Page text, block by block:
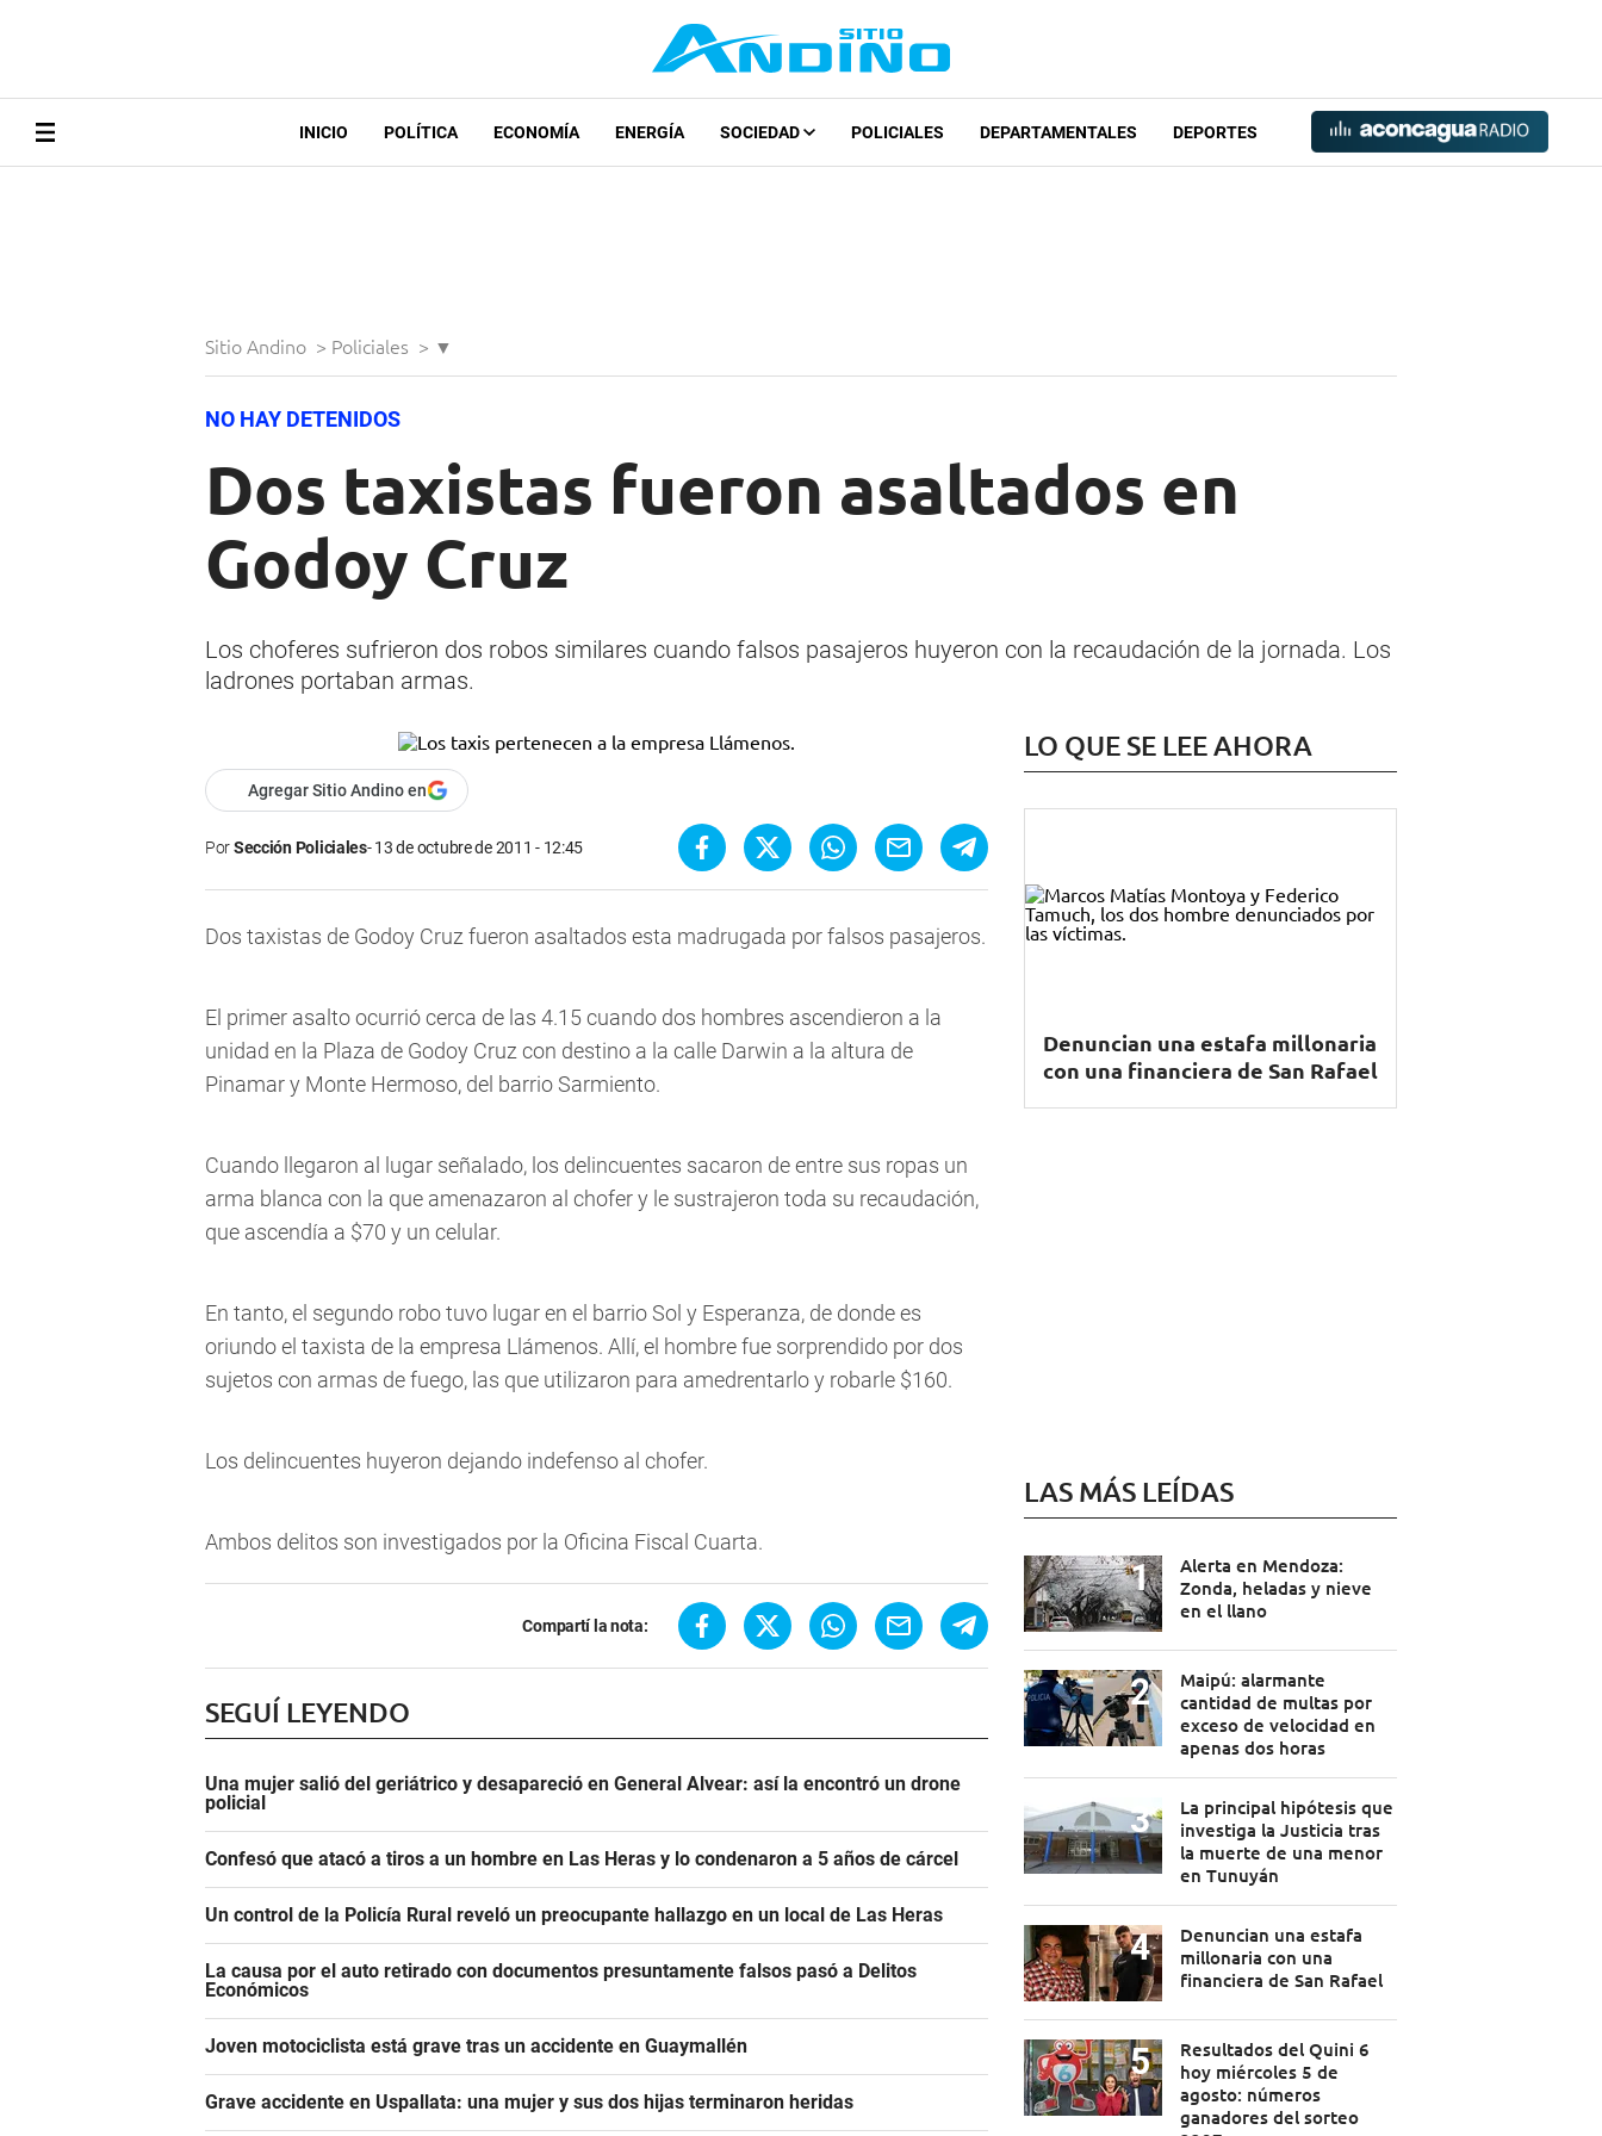
INICIO POLÍTICA ECONOMÍA ENERGÍA SOCIEDAD POLICIALES DEPARTAMENTALES DEPORTES
Sitio Andino > Policiales > ▼
NO HAY DETENIDOS
Dos taxistas fueron asaltados en
Godoy Cruz
Los choferes sufrieron dos robos similares cuando falsos pasajeros huyeron con la recaudación de la jornada. Los
ladrones portaban armas.
Agregar Sitio Andino en
PorSección Policiales 13 de octubre de 2011 - 12:45
Dos taxistas de Godoy Cruz fueron asaltados esta madrugada por falsos pasajeros.
El primer asalto ocurrió cerca de las 4.15 cuando dos hombres ascendieron a la
unidad en la Plaza de Godoy Cruz con destino a la calle Darwin a la altura de
Pinamar y Monte Hermoso, del barrio Sarmiento.
Cuando llegaron al lugar señalado, los delincuentes sacaron de entre sus ropas un
arma blanca con la que amenazaron al chofer y le sustrajeron toda su recaudación,
que ascendía a $70 y un celular.
En tanto, el segundo robo tuvo lugar en el barrio Sol y Esperanza, de donde es
oriundo el taxista de la empresa Llámenos. Allí, el hombre fue sorprendido por dos
sujetos con armas de fuego, las que utilizaron para amedrentarlo y robarle $160.
Los delincuentes huyeron dejando indefenso al chofer.
Ambos delitos son investigados por la Oficina Fiscal Cuarta.
Compartí la nota:
SEGUÍ LEYENDO
Una mujer salió del geriátrico y desapareció en General Alvear: así la encontró un drone
policial
Confesó que atacó a tiros a un hombre en Las Heras y lo condenaron a 5 años de cárcel
Un control de la Policía Rural reveló un preocupante hallazgo en un local de Las Heras
La causa por el auto retirado con documentos presuntamente falsos pasó a Delitos
Económicos
Joven motociclista está grave tras un accidente en Guaymallén
Grave accidente en Uspallata: una mujer y sus dos hijas terminaron heridas
LO QUE SE LEE AHORA
Denuncian una estafa millonaria
con una financiera de San Rafael
LAS MÁS LEÍDAS
Alerta en Mendoza:
Zonda, heladas y nieve
en el llano
Maipú: alarmante
cantidad de multas por
exceso de velocidad en
apenas dos horas
La principal hipótesis que
investiga la Justicia tras
la muerte de una menor
en Tunuyán
Denuncian una estafa
millonaria con una
financiera de San Rafael
Resultados del Quini 6
hoy miércoles 5 de
agosto: números
ganadores del sorteo